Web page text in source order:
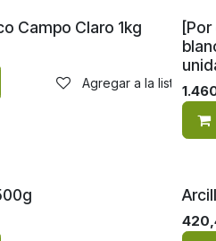
Campo Claro 1kg
Agregar a la lista de